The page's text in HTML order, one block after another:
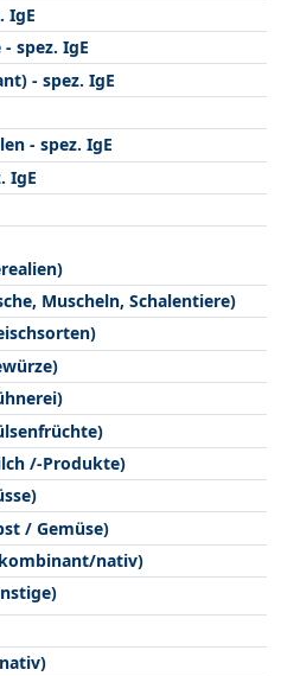
IgE
spez. IgE
- spez. IgE
- spez. IgE
IgE
Muscheln, Schalentiere)
/-Produkte)
/ Gemüse)
nativ)